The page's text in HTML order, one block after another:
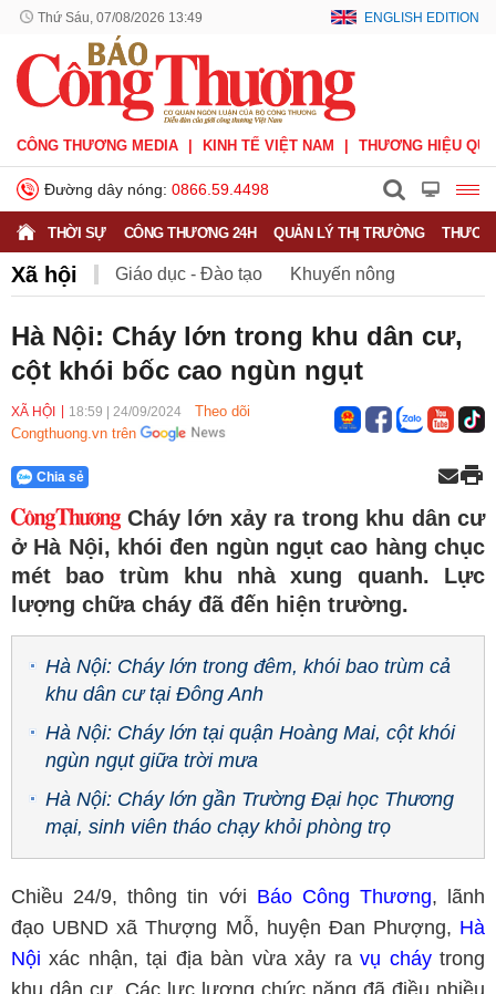
Thứ Sáu, 07/08/2026 13:49 ENGLISH EDITION
CÔNG THƯƠNG MEDIA KINH TẾ VIỆT NAM THƯƠNG HIỆU
Đường dây nóng: 0866.59.4498
THỜI SỰ CÔNG THƯƠNG 24H QUẢN LÝ THỊ TRƯỜNG
Xã hội Giáo dục - Đào tạo Khuyến nông
Phát triển bền vững Sức khỏe Việc làm
Hà Nội: Cháy lớn trong khu dân cư,
cột khói bốc cao ngùn ngụt
XÃ HỘI 18:59 24/09/2024
Theo dõi
Congthuong.vn trên
Chia sẻ
Cháy lớn xảy ra trong khu dân cư
ở Hà Nội, khói đen ngùn ngụt cao hàng chục
mét bao trùm khu nhà xung quanh. Lực
lượng chữa cháy đã đến hiện trường.
Hà Nội: Cháy lớn trong đêm, khói bao trùm cả
khu dân cư tại Đông Anh
Hà Nội: Cháy lớn tại quận Hoàng Mai, cột khói
ngùn ngụt giữa trời mưa
Hà Nội: Cháy lớn gần Trường Đại học Thương
mại, sinh viên tháo chạy khỏi phòng trọ
Chiều 24/9, thông tin với Báo Công Thương, lãnh
đạo UBND xã Thượng Mỗ, huyện Đan Phượng, Hà
Nộixác nhận, tại địa bàn vừa xảy ravụ cháytrong
khu dân cư. Các lực lượng chức năng đã điều nhiều